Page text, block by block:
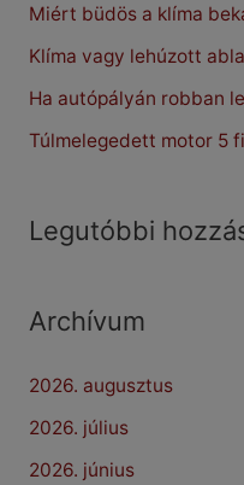
f
o
r
Miért büdös a klíma
Klíma vagy lehúzott
Ha autópályán robban
Túlmelegedett motor 5
Legutóbbi
Archívum
2026. augusztus
2026. július
2026. június